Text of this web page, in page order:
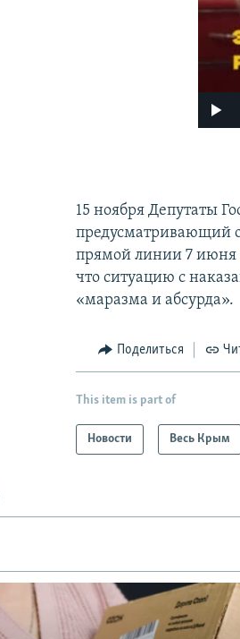
15 ноября Депутаты
предусматривающий
прямой линии 7 июня
что ситуацию с
«маразма и абсурда».
Поделиться
This item is part of
Новости Весь Крым